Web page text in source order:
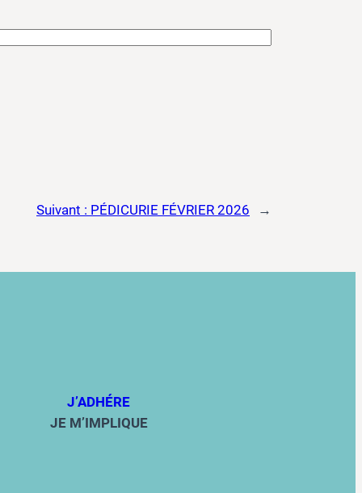
Suivant : PÉDICURIE FÉVRIER 2026 →
J’ADHÉRE
JE M’IMPLIQUE